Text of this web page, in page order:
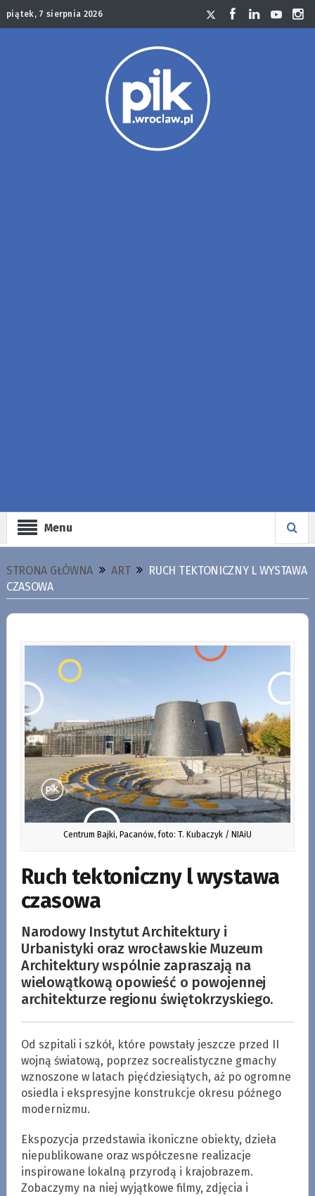
piątek, 7 sierpnia 2026
Menu
STRONA GŁÓWNA ART
RUCH TEKTONICZNY L WYSTAWA
CZASOWA
Centrum Bajki, Pacanów, foto: T. Kubaczyk / NIAiU
Ruch tektoniczny l wystawa
czasowa
Narodowy Instytut Architektury i
Urbanistyki oraz wrocławskie Muzeum
Architektury wspólnie zapraszają na
wielowątkową opowieść o powojennej
architekturze regionu świętokrzyskiego.
Od szpitali i szkół, które powstały jeszcze przed II
wojną światową, poprzez socrealistyczne gmachy
wznoszone w latach pięćdziesiątych, aż po ogromne
osiedla i ekspresyjne konstrukcje okresu późnego
modernizmu.
Ekspozycja przedstawia ikoniczne obiekty, dzieła
niepublikowane oraz współczesne realizacje
inspirowane lokalną przyrodą i krajobrazem.
Zobaczymy na niej wyjątkowe filmy, zdjęcia i